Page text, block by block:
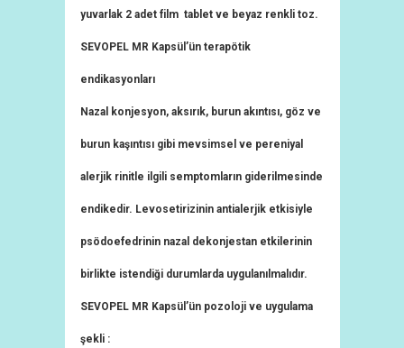
yuvarlak 2 adet film tablet ve beyaz renkli toz.
SEVOPEL MR Kapsül’ün terapötik
endikasyonları
Nazal konjesyon, aksırık, burun akıntısı, göz ve
burun kaşıntısı gibi mevsimsel ve pereniyal
alerjik rinitle ilgili semptomların giderilmesinde
endikedir. Levosetirizinin antialerjik etkisiyle
psödoefedrinin nazal dekonjestan etkilerinin
birlikte istendiği durumlarda uygulanılmalıdır.
SEVOPEL MR Kapsül’ün pozoloji ve uygulama
şekli :